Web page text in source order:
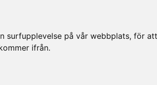
på vår webbplats, för
ifrån.